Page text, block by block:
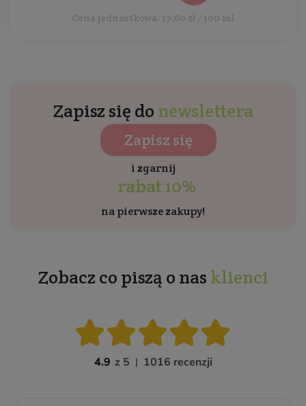
Cena jednostkowa: 17,60 zł / 100 ml
Zapisz się do newslettera
Zapisz się
i zgarnij
rabat 10%
na pierwsze zakupy!
Zobacz co piszą o nas klienci